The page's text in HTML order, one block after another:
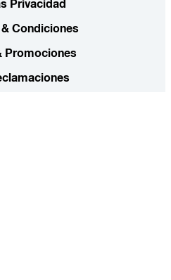
Privacidad
Condiciones
Promociones